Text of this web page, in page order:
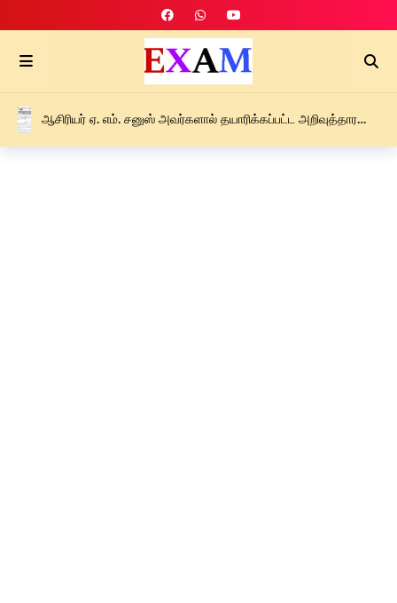
ஆசிரியர் ஏ. எம். சனுஸ் அவர்களால் தயாரிக்கப்பட்ட அறிவுத்தாரகை
கருத்தரங்கு – F – 2026 PDF